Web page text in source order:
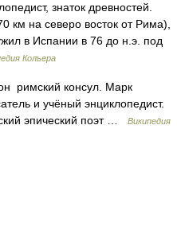
знаток древностей.
км на северо восток от Рима),
в Испании в 76 до н.э. под
Кольера
римский консул. Марк
и учёный энциклопедист.
эпический поэт …
Википедия